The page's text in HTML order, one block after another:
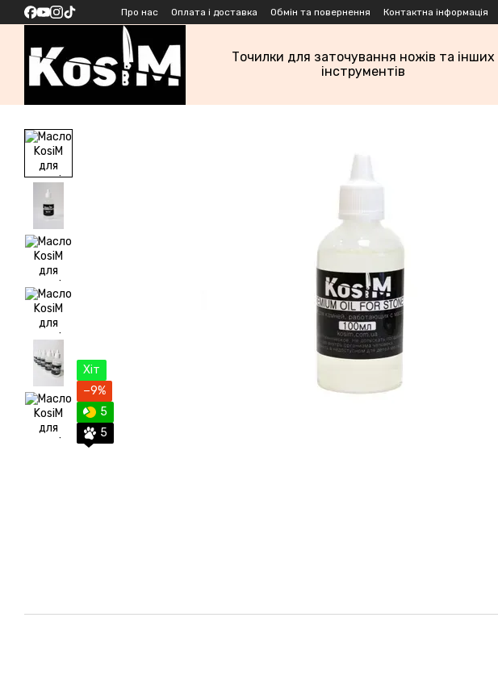
Перейти до основного контенту
Про нас Оплата і доставка Обмін та повернення Контактна інформація
Точилки для заточування ножів та інших
інструментів
Хіт
−9%
5
5